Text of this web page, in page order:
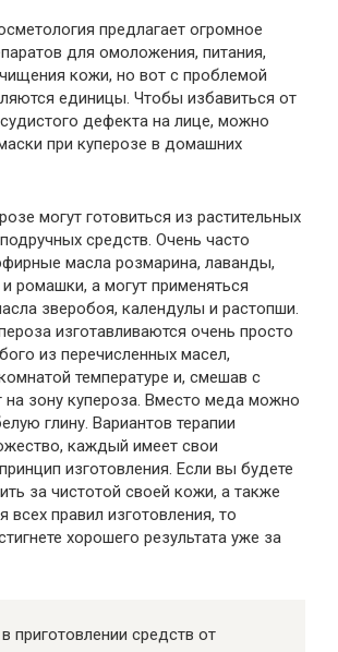
предлагает огромное
для омоложения, питания,
кожи, но вот с проблемой
единицы. Чтобы избавиться от
дефекта на лице, можно
при куперозе в домашних
могут готовиться из растительных
средств. Очень часто
масла розмарина, лаванды,
ромашки, а могут применяться
зверобоя, календулы и растопши.
изготавливаются очень просто
из перечисленных масел,
температуре и, смешав с
зону купероза. Вместо меда можно
глину. Вариантов терапии
каждый имеет свои
изготовления. Если вы будете
за чистотой своей кожи, а также
всех правил изготовления, то
хорошего результата уже за
приготовлении средств от